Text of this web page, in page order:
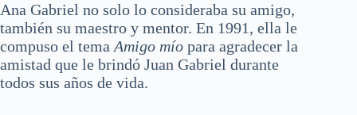
Ana Gabriel no solo lo consideraba su amigo,
también su maestro y mentor. En 1991, ella le
compuso el tema Amigo mío para agradecer la
amistad que le brindó Juan Gabriel durante
todos sus años de vida.